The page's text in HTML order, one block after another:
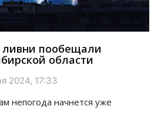
ливни пообещали
области
2024, 17:33
непогода начнется уже